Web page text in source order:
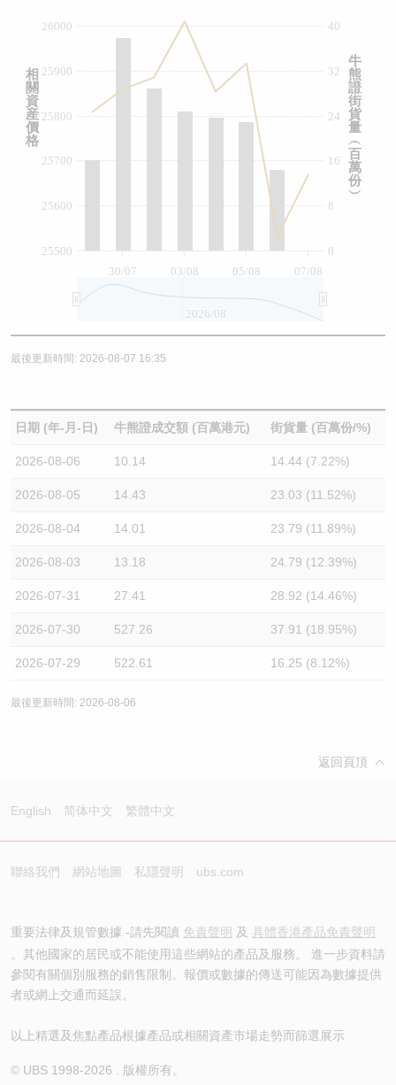
30/07 03/08 05/08 07/08
0
8
16
24
32
40
25500
25600
25700
25800
25900
26000
2026/08
牛
熊
證
街
貨
量
︵
百
萬
份
︶
相
關
資
産
價
格
最後更新時間: 2026-08-07 16:35
日期 (年-月-日) 牛熊證成交額 (百萬港元) 街貨量 (百萬份/%)
2026-08-06 10.14 14.44 (7.22%)
2026-08-05 14.43 23.03 (11.52%)
2026-08-04 14.01 23.79 (11.89%)
2026-08-03 13.18 24.79 (12.39%)
2026-07-31 27.41 28.92 (14.46%)
2026-07-30 527.26 37.91 (18.95%)
2026-07-29 522.61 16.25 (8.12%)
最後更新時間: 2026-08-06
返回頁頂
English 简体中文 繁體中文
聯絡我們 網站地圖 私隱聲明 ubs.com
重要法律及規管數據 -請先閱讀 免責聲明 及 具體香港產品免責聲明
。其他國家的居民或不能使用這些網站的產品及服務。 進一步資料請
參閱有關個別服務的銷售限制。報價或數據的傳送可能因為數據提供
者或網上交通而延誤。
以上精選及焦點產品根據產品或相關資產市場走勢而篩選展示
© UBS 1998-2026 . 版權所有。
牛熊證文件及公告 (瑞信)
收市競價變化